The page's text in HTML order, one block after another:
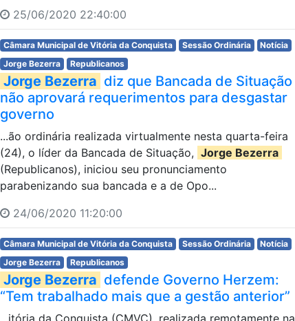
25/06/2020 22:40:00
Câmara Municipal de Vitória da Conquista Sessão Ordinária
Notícia
Jorge Bezerra
Republicanos
Jorge Bezerra diz que Bancada de Situação
não aprovará requerimentos para desgastar
governo
...ão ordinária realizada virtualmente nesta quarta-feira
(24), o líder da Bancada de Situação, Jorge Bezerra
(Republicanos), iniciou seu pronunciamento
parabenizando sua bancada e a de Opo...
24/06/2020 11:20:00
Câmara Municipal de Vitória da Conquista Sessão Ordinária
Notícia
Jorge Bezerra
Republicanos
Jorge Bezerra defende Governo Herzem:
“Tem trabalhado mais que a gestão anterior”
...itória da Conquista (CMVC), realizada remotamente na